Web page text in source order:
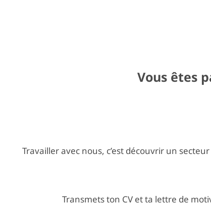
Vous êtes
Travailler avec nous, c’est découvrir un
Transmets ton CV et ta lettre de